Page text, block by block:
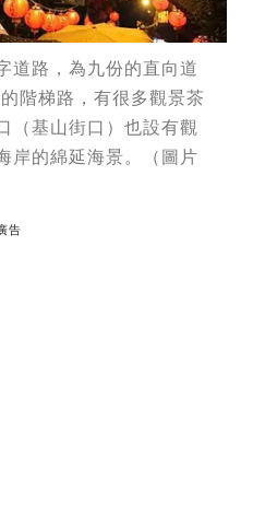
道路，為九份的直向道
階梯路，有很多觀景茶
（基山街口）也設有觀
岸的綿延海景。（圖片
告